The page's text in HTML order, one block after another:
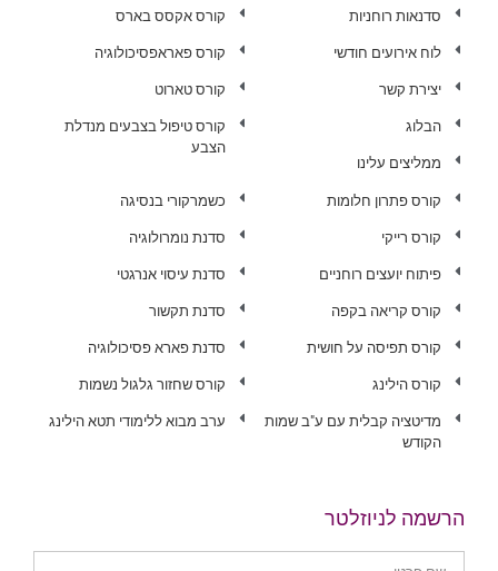
סדנאות רוחניות
לוח אירועים חודשי
יצירת קשר
הבלוג
ממליצים עלינו
קורס אקסס בארס
קורס פאראפסיכולוגיה
קורס טארוט
קורס טיפול בצבעים מנדלת
הצבע
קורס פתרון חלומות
קורס רייקי
פיתוח יועצים רוחניים
קורס קריאה בקפה
קורס תפיסה על חושית
קורס הילינג
מדיטציה קבלית עם ע"ב שמות
הקודש
כשמרקורי בנסיגה
סדנת נומרולוגיה
סדנת עיסוי אנרגטי
סדנת תקשור
סדנת פארא פסיכולוגיה
קורס שחזור גלגול נשמות
ערב מבוא ללימודי תטא הילינג
הרשמה לניוזלטר